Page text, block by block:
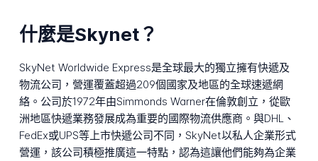
什麼是Skynet？
SkyNet Worldwide Express是全球最大的獨立擁有快遞及
物流公司，營運覆蓋超過209個國家及地區的全球速遞網
絡。公司於1972年由Simmonds Warner在倫敦創立，從歐
洲地區快遞業務發展成為重要的國際物流供應商。與DHL、
FedEx或UPS等上市快遞公司不同，SkyNet以私人企業形式
營運，該公司積極推廣這一特點，認為這讓他們能夠為企業